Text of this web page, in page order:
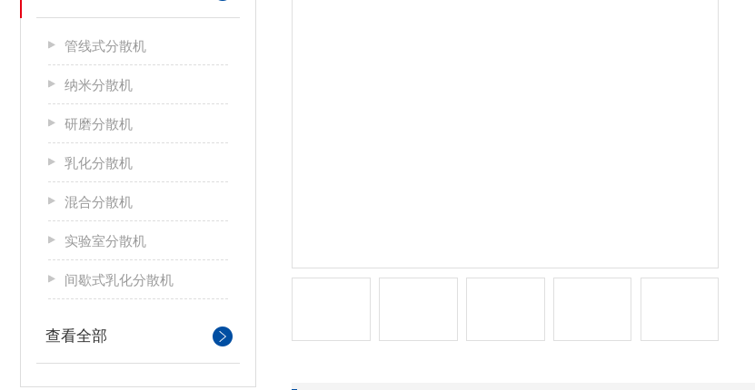
管线式分散机
纳米分散机
研磨分散机
乳化分散机
混合分散机
实验室分散机
间歇式乳化分散机
查看全部